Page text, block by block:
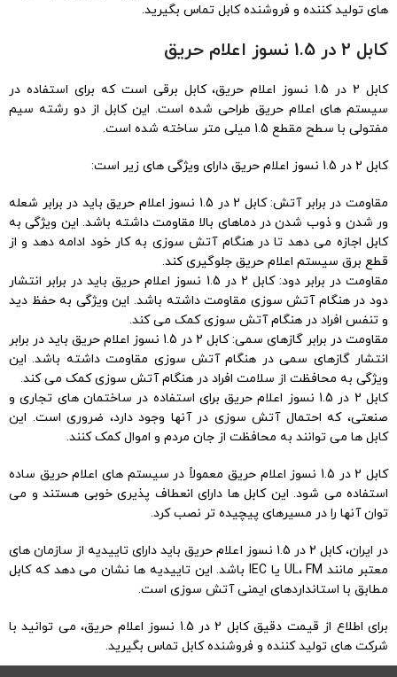
های تولید کننده و فروشنده کابل تماس بگیرید.
کابل 2 در 1.5 نسوز اعلام حریق
کابل 2 در 1.5 نسوز اعلام حریق، کابل برقی است که برای استفاده در
سیستم های اعلام حریق طراحی شده است. این کابل از دو رشته سیم
مفتولی با سطح مقطع 1.5 میلی متر ساخته شده است.
کابل 2 در 1.5 نسوز اعلام حریق دارای ویژگی های زیر است:
مقاومت در برابر آتش: کابل 2 در 1.5 نسوز اعلام حریق باید در برابر شعله
ور شدن و ذوب شدن در دماهای بالا مقاومت داشته باشد. این ویژگی به
کابل اجازه می دهد تا در هنگام آتش سوزی به کار خود ادامه دهد و از
قطع برق سیستم اعلام حریق جلوگیری کند.
مقاومت در برابر دود: کابل 2 در 1.5 نسوز اعلام حریق باید در برابر انتشار
دود در هنگام آتش سوزی مقاومت داشته باشد. این ویژگی به حفظ دید
و تنفس افراد در هنگام آتش سوزی کمک می کند.
مقاومت در برابر گازهای سمی: کابل 2 در 1.5 نسوز اعلام حریق باید در برابر
انتشار گازهای سمی در هنگام آتش سوزی مقاومت داشته باشد. این
ویژگی به محافظت از سلامت افراد در هنگام آتش سوزی کمک می کند.
کابل 2 در 1.5 نسوز اعلام حریق برای استفاده در ساختمان های تجاری و
صنعتی، که احتمال آتش سوزی در آنها وجود دارد، ضروری است. این
کابل ها می توانند به محافظت از جان مردم و اموال کمک کنند.
کابل 2 در 1.5 نسوز اعلام حریق معمولاً در سیستم های اعلام حریق ساده
استفاده می شود. این کابل ها دارای انعطاف پذیری خوبی هستند و می
توان آنها را در مسیرهای پیچیده تر نصب کرد.
در ایران، کابل 2 در 1.5 نسوز اعلام حریق باید دارای تاییدیه از سازمان های
معتبر مانند UL، FM یا IEC باشد. این تاییدیه ها نشان می دهد که کابل
مطابق با استانداردهای ایمنی آتش سوزی است.
برای اطلاع از قیمت دقیق کابل 2 در 1.5 نسوز اعلام حریق، می توانید با
شرکت های تولید کننده و فروشنده کابل تماس بگیرید.